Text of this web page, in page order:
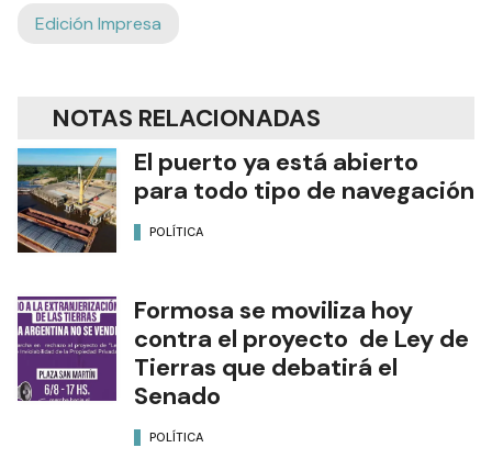
Edición Impresa
NOTAS RELACIONADAS
El puerto ya está abierto
para todo tipo de navegación
POLÍTICA
Formosa se moviliza hoy
contra el proyecto de Ley de
Tierras que debatirá el
Senado
POLÍTICA